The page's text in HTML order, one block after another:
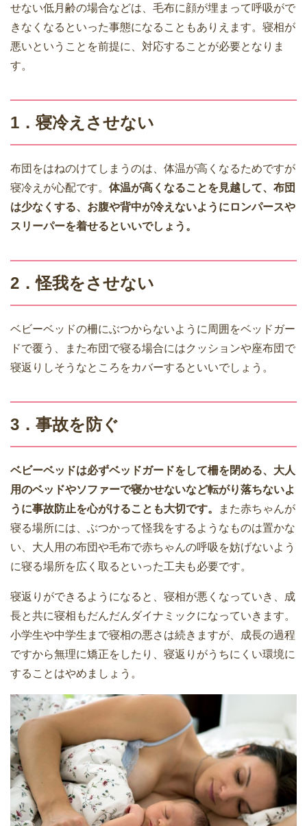
せない低月齢の場合などは、毛布に顔が埋まって呼吸がで
きなくなるといった事態になることもありえます。寝相が
悪いということを前提に、対応することが必要となりま
す。
1．寝冷えさせない
布団をはねのけてしまうのは、体温が高くなるためですが
寝冷えが心配です。 体温が高くなることを見越して、布団
は少なくする、お腹や背中が冷えないようにロンパースや
スリーパーを着せるといいでしょう。
2．怪我をさせない
ベビーベッドの柵にぶつからないように周囲をベッドガー
ドで覆う、また布団で寝る場合にはクッションや座布団で
寝返りしそうなところをカバーするといいでしょう。
3．事故を防ぐ
ベビーベッドは必ずベッドガードをして柵を閉める、大人
用のベッドやソファーで寝かせないなど転がり落ちないよ
うに事故防止を心がけることも大切です。
また赤ちゃんが
寝る場所には、ぶつかって怪我をするようなものは置かな
い、大人用の布団や毛布で赤ちゃんの呼吸を妨げないよう
に寝る場所を広く取るといった工夫も必要です。
寝返りができるようになると、寝相が悪くなっていき、成
長と共に寝相もだんだんダイナミックになっていきます。
小学生や中学生まで寝相の悪さは続きますが、成長の過程
ですから無理に矯正をしたり、寝返りがうちにくい環境に
することはやめましょう。